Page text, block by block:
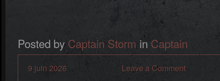
Posted by Captain Storm in Captain
9 juin 2026 Leave a Comment